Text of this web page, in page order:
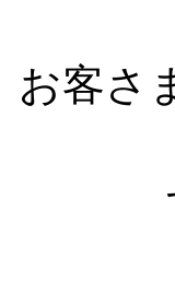
お客さ